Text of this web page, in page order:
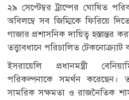
২৯ সেপ্টেম্বর ট্রাম্পের ঘোষিত
অবিলম্বে সব জিম্মিকে ফিরিয়ে
গাজার প্রশাসনিক দায়িত্ব হস্তান্তর
তত্ত্বাবধানে পরিচালিত টেকনোক্র্যাট
ইসরায়েলি প্রধানমন্ত্রী
পরিকল্পনাকে সমর্থন করেছেন।
সামরিক সক্ষমতা ও রাজনৈতিক